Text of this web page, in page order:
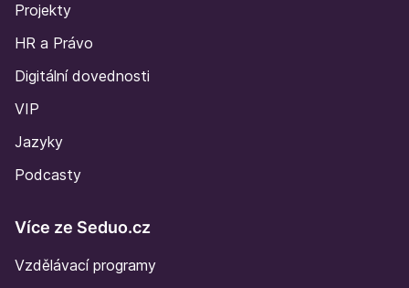
Projekty
HR a Právo
Digitální dovednosti
VIP
Jazyky
Podcasty
Více ze Seduo.cz
Vzdělávací programy